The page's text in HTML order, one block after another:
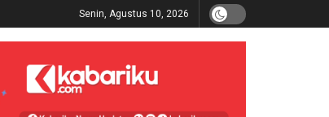
Senin, Agustus 10, 2026